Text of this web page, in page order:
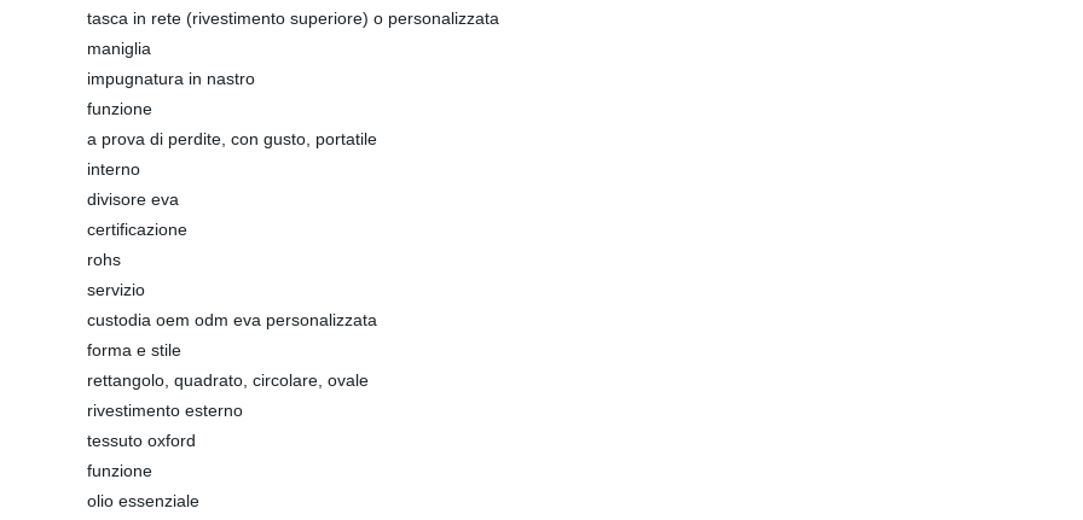
tasca in rete (rivestimento superiore) o personalizzata
maniglia
impugnatura in nastro
funzione
a prova di perdite, con gusto, portatile
interno
divisore eva
certificazione
rohs
servizio
custodia oem odm eva personalizzata
forma e stile
rettangolo, quadrato, circolare, ovale
rivestimento esterno
tessuto oxford
funzione
olio essenziale